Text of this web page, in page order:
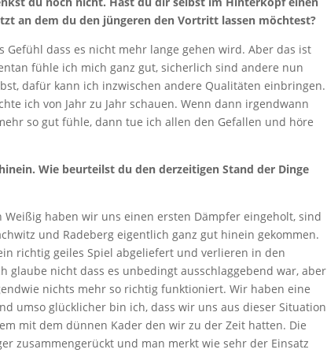
an dem du den jüngeren den Vortritt lassen möchtest?
Gefühl dass es nicht mehr lange gehen wird. Aber das ist
fühle ich mich ganz gut, sicherlich sind andere nun
dafür kann ich inzwischen andere Qualitäten einbringen.
ich von Jahr zu Jahr schauen. Wenn dann irgendwann
so gut fühle, dann tue ich allen den Gefallen und höre
Wie beurteilst du den derzeitigen Stand der Dinge
haben wir uns einen ersten Dämpfer eingeholt, sind
und Radeberg eigentlich ganz gut hinein gekommen.
richtig geiles Spiel abgeliefert und verlieren in den
glaube nicht dass es unbedingt ausschlaggebend war, aber
nichts mehr so richtig funktioniert. Wir haben eine
umso glücklicher bin ich, dass wir uns aus dieser Situation
mit dem dünnen Kader den wir zu der Zeit hatten. Die
zusammengerückt und man merkt wie sehr der Einsatz